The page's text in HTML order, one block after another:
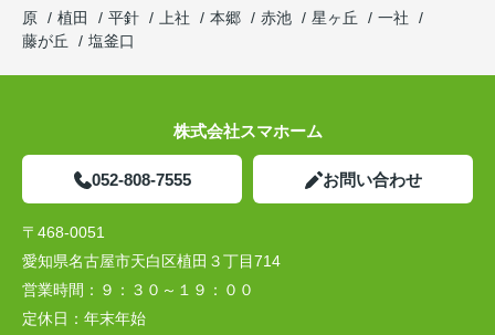
原
植田 平針 上社 本郷 赤池 星ヶ丘
一社
藤が丘
塩釜口
株式会社スマホーム
052-808-7555 お問い合わせ
〒468-0051
愛知県名古屋市天白区植田３丁目714
営業時間： ９：３０～１９：００
定休日： 年末年始